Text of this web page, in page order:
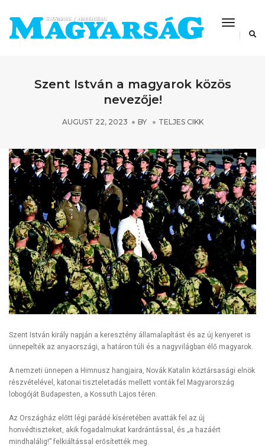
Toggle
Szent István a magyarok közös
nevezője!
AUGUST 22, 2023 BY TELJES CIKK
Szent István király napján a keresztény államalapítást és az új kenyeret is
ünnepelték az anyaországi, a határon túli és a nagyvilágban élő magyarok.
A nemzeti ünnepen a Himnusz hangjaira, Novák Katalin köztársasági elnök
részvételével, katonai tiszteletadás mellett vonták fel Magyarország
lobogóját Budapesten, a Kossuth Lajos téren.
Az Országház előtt légi parádé kíséretében avatták fel az új
honvédtiszteket, akik fogadalmukat kardrántással, és „a hazáért
mindhalálig!” felkiáltással erősítették meg.